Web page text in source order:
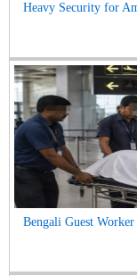
Heavy Security for
Bengali Guest